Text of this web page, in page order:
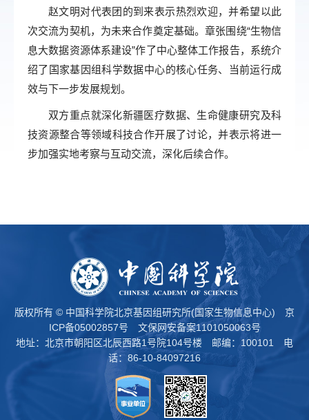
赵文明对代表团的到来表示热烈欢迎，并希望以此
次交流为契机，为未来合作奠定基础。章张围绕“生物信
息大数据资源体系建设”作了中心整体工作报告，系统介
绍了国家基因组科学数据中心的核心任务、当前运行成
效与下一步发展规划。
双方重点就深化新疆医疗数据、生命健康研究及科
技资源整合等领域科技合作开展了讨论，并表示将进一
步加强实地考察与互动交流，深化后续合作。
版权所有 © 中国科学院北京基因组研究所(国家生物信息中心) 京
ICP备05002857号
文保网安备案1101050063号
地址：北京市朝阳区北辰西路1号院104号楼 邮编：100101 电
话：86-10-84097216